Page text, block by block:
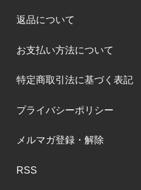
返品について
お支払い方法について
特定商取引法に基づく表記
プライバシーポリシー
メルマガ登録・解除
RSS